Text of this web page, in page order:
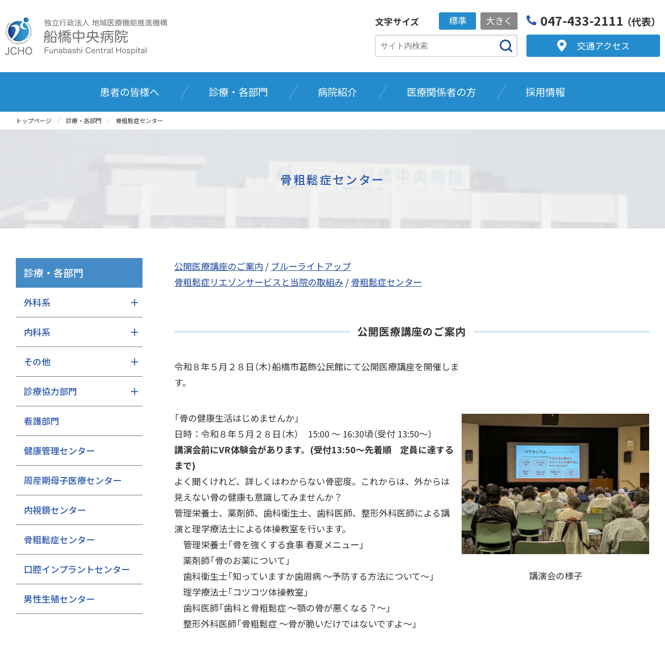
文字サイズ 標準 大きく 047-433-2111 （代表）
交通アクセス
患者の皆様へ 診療・各部門 病院紹介 医療関係者の方 採用情報
トップページ 診療・各部門 骨粗鬆症センター
骨粗鬆症センター
診療・各部門
外科系
内科系
その他
診療協力部門
看護部門
健康管理センター
周産期母子医療センター
内視鏡センター
骨粗鬆症センター
口腔インプラントセンター
男性生殖センター
公開医療講座のご案内 / ブルーライトアップ
骨粗鬆症リエゾンサービスと当院の取組み /骨粗鬆症センター
公開医療講座のご案内
令和８年５月２８日（木）船橋市葛飾公民館にて公開医療講座を開催しま
す。
講演会の様子
「骨の健康生活はじめませんか」
日時：令和８年５月２８日（木） 15:00 ～ 16:30頃（受付 13:50～）
講演会前にVR体験会があります。(受付13:50～先着順 定員に達する
まで)
よく聞くけれど、詳しくはわからない骨密度。これからは、外からは
見えない骨の健康も意識してみませんか？
管理栄養士、薬剤師、歯科衛生士、歯科医師、整形外科医師による講
演と理学療法士による体操教室を行います。
管理栄養士「骨を強くする食事 春夏メニュー」
薬剤師「骨のお薬について」
歯科衛生士「知っていますか歯周病 ～予防する方法について～」
理学療法士「コツコツ体操教室」
歯科医師「歯科と骨粗鬆症 ～顎の骨が悪くなる？～」
整形外科医師「骨粗鬆症 ～骨が脆いだけではないですよ～」